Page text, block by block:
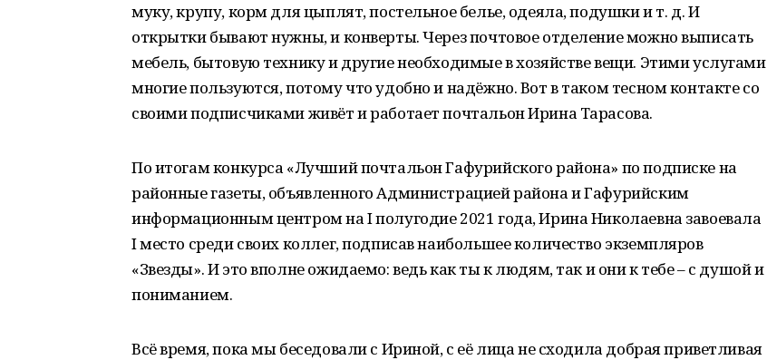
муку, крупу, корм для цыплят, постельное белье, одеяла, подушки и т. д. И
открытки бывают нужны, и конверты. Через почтовое отделение можно выписать
мебель, бытовую технику и другие необходимые в хозяйстве вещи. Этими услугами
многие пользуются, потому что удобно и надёжно. Вот в таком тесном контакте со
своими подписчиками живёт и работает почтальон Ирина Тарасова.
По итогам конкурса «Лучший почтальон Гафурийского района» по подписке на
районные газеты, объявленного Администрацией района и Гафурийским
информационным центром на I полугодие 2021 года, Ирина Николаевна завоевала
I место среди своих коллег, подписав наибольшее количество экземпляров
«Звезды». И это вполне ожидаемо: ведь как ты к людям, так и они к тебе – с душой и
пониманием.
Всё время, пока мы беседовали с Ириной, с её лица не сходила добрая приветливая